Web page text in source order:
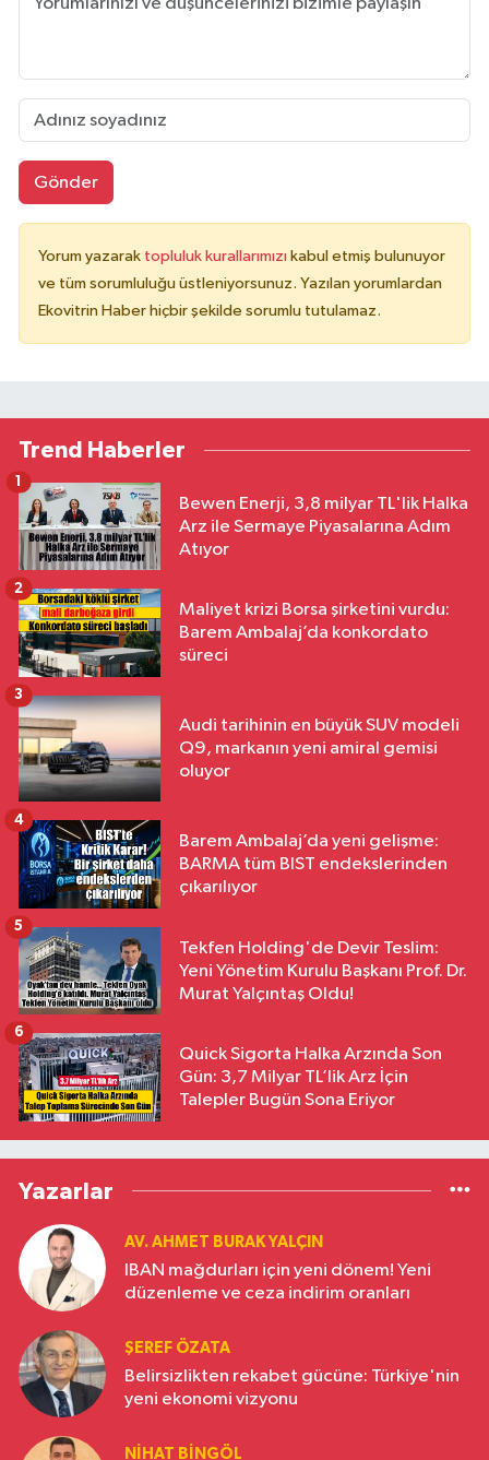
Gönder
Yorum yazarak topluluk kurallarımızı kabul etmiş bulunuyor
ve tüm sorumluluğu üstleniyorsunuz. Yazılan yorumlardan
Ekovitrin Haber hiçbir şekilde sorumlu tutulamaz.
Trend Haberler
Bewen Enerji, 3,8 milyar TL'lik Halka
Arz ile Sermaye Piyasalarına Adım
Atıyor
1
Maliyet krizi Borsa şirketini vurdu:
Barem Ambalaj’da konkordato
süreci
2
Audi tarihinin en büyük SUV modeli
Q9, markanın yeni amiral gemisi
oluyor
3
Barem Ambalaj’da yeni gelişme:
BARMA tüm BIST endekslerinden
çıkarılıyor
4
Tekfen Holding'de Devir Teslim:
Yeni Yönetim Kurulu Başkanı Prof. Dr.
Murat Yalçıntaş Oldu!
5
Quick Sigorta Halka Arzında Son
Gün: 3,7 Milyar TL’lik Arz İçin
Talepler Bugün Sona Eriyor
6
Yazarlar
AV. AHMET BURAK YALÇIN
IBAN mağdurları için yeni dönem! Yeni
düzenleme ve ceza indirim oranları
ŞEREF ÖZATA
Belirsizlikten rekabet gücüne: Türkiye'nin
yeni ekonomi vizyonu
NIHAT BINGÖL